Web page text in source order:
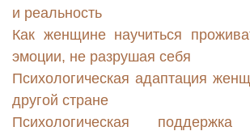
и реальность
Как женщине научиться
эмоции, не разрушая себя
Психологическая адаптация
другой стране
Психологическая